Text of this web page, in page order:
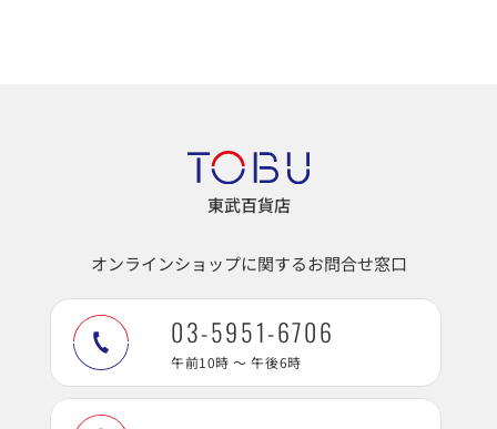
東武百貨店
オンラインショップに関するお問合せ窓口
03-5951-6706
午前10時 ～ 午後6時